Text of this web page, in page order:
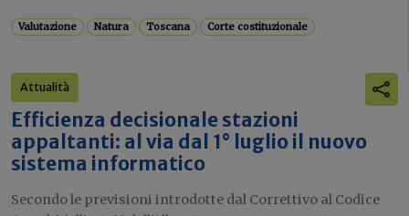
Valutazione Natura Toscana Corte costituzionale
Attualità
Efficienza decisionale stazioni
appaltanti: al via dal 1° luglio il nuovo
sistema informatico
Secondo le previsioni introdotte dal Correttivo al Codice